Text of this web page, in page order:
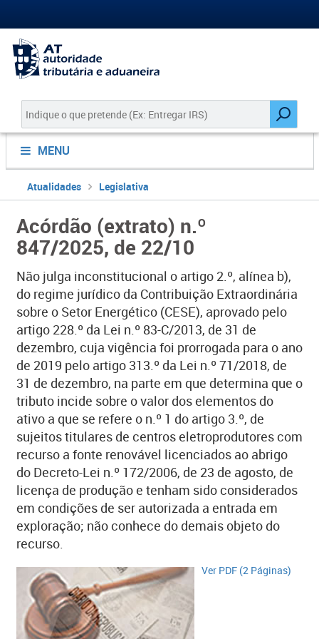
MENU
Atualidades Legislativa
Acórdão (extrato) n.º
847/2025, de 22/10
Não julga inconstitucional o artigo 2.º, alínea b),
do regime jurídico da Contribuição Extraordinária
sobre o Setor Energético (CESE), aprovado pelo
artigo 228.º da Lei n.º 83-C/2013, de 31 de
dezembro, cuja vigência foi prorrogada para o ano
de 2019 pelo artigo 313.º da Lei n.º 71/2018, de
31 de dezembro, na parte em que determina que o
tributo incide sobre o valor dos elementos do
ativo a que se refere o n.º 1 do artigo 3.º, de
sujeitos titulares de centros eletroprodutores com
recurso a fonte renovável licenciados ao abrigo
do Decreto-Lei n.º 172/2006, de 23 de agosto, de
licença de produção e tenham sido considerados
em condições de ser autorizada a entrada em
exploração; não conhece do demais objeto do
recurso.
Ver PDF (2 Páginas)​​​